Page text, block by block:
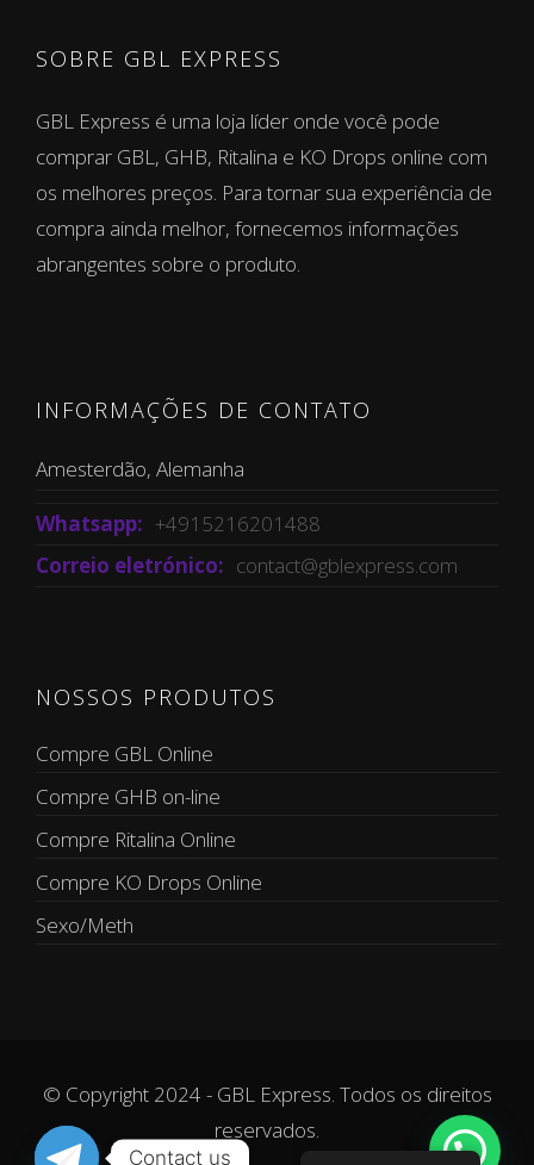
SOBRE GBL EXPRESS
GBL Express é uma loja líder onde você pode
comprar GBL, GHB, Ritalina e KO Drops online com
os melhores preços. Para tornar sua experiência de
compra ainda melhor, fornecemos informações
abrangentes sobre o produto.
INFORMAÇÕES DE CONTATO
Amesterdão, Alemanha
Whatsapp: +4915216201488
Correio eletrónico: contact@gblexpress.com
NOSSOS PRODUTOS
Compre GBL Online
Compre GHB on-line
Compre Ritalina Online
Compre KO Drops Online
Sexo/Meth
© Copyright 2024 - GBL Express. Todos os direitos
reservados.
Contact us